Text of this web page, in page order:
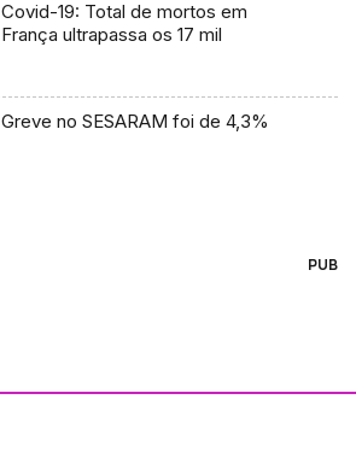
Covid-19: Total de mortos em
França ultrapassa os 17 mil
Greve no SESARAM foi de 4,3%
PUB